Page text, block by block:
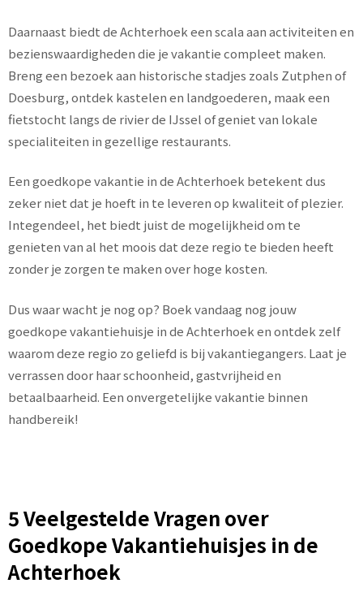
Daarnaast biedt de Achterhoek een scala aan activiteiten en
bezienswaardigheden die je vakantie compleet maken.
Breng een bezoek aan historische stadjes zoals Zutphen of
Doesburg, ontdek kastelen en landgoederen, maak een
fietstocht langs de rivier de IJssel of geniet van lokale
specialiteiten in gezellige restaurants.
Een goedkope vakantie in de Achterhoek betekent dus
zeker niet dat je hoeft in te leveren op kwaliteit of plezier.
Integendeel, het biedt juist de mogelijkheid om te
genieten van al het moois dat deze regio te bieden heeft
zonder je zorgen te maken over hoge kosten.
Dus waar wacht je nog op? Boek vandaag nog jouw
goedkope vakantiehuisje in de Achterhoek en ontdek zelf
waarom deze regio zo geliefd is bij vakantiegangers. Laat je
verrassen door haar schoonheid, gastvrijheid en
betaalbaarheid. Een onvergetelijke vakantie binnen
handbereik!
5 Veelgestelde Vragen over
Goedkope Vakantiehuisjes in de
Achterhoek